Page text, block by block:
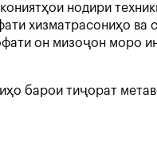
нодири
хизматрасониҳо ва
он мизоҷон моро
барои тиҷорат